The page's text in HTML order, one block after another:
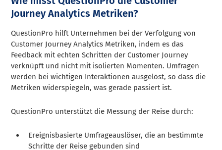
Journey Analytics Metriken?
QuestionPro hilft Unternehmen bei der Verfolgung von
Customer Journey Analytics Metriken, indem es das
Feedback mit echten Schritten der Customer Journey
verknüpft und nicht mit isolierten Momenten. Umfragen
werden bei wichtigen Interaktionen ausgelöst, so dass die
Metriken widerspiegeln, was gerade passiert ist.
QuestionPro unterstützt die Messung der Reise durch:
Ereignisbasierte Umfrageauslöser, die an bestimmte
Schritte der Reise gebunden sind